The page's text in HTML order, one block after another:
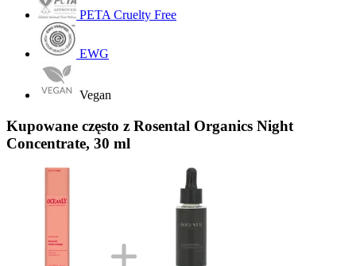
PETA Cruelty Free
EWG
Vegan
Kupowane często z Rosental Organics Night
Concentrate, 30 ml